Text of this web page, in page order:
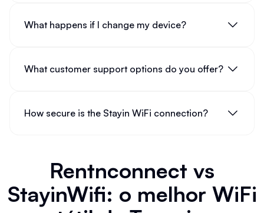
What happens if I change my device?
What customer support options do you offer?
How secure is the Stayin WiFi connection?
Rentnconnect vs
StayinWifi: o melhor WiFi